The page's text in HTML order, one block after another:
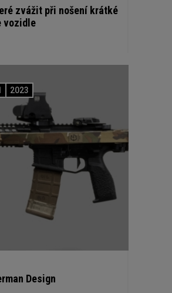
zvážit při nošení krátké
vozidle
2023
Design